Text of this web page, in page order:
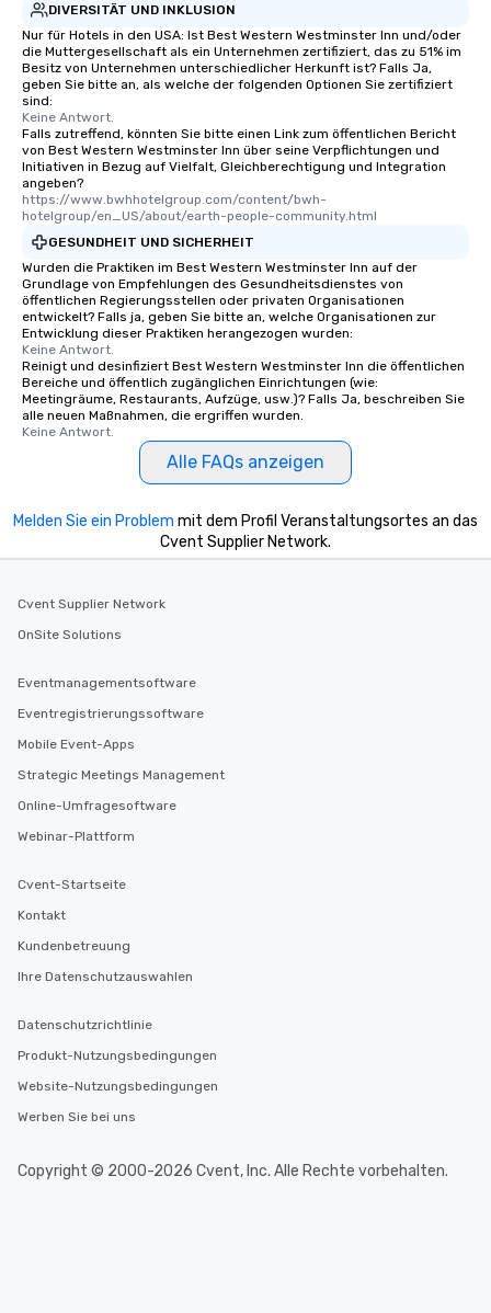
DIVERSITÄT UND INKLUSION
Nur für Hotels in den USA: Ist Best Western Westminster Inn und/oder
die Muttergesellschaft als ein Unternehmen zertifiziert, das zu 51% im
Besitz von Unternehmen unterschiedlicher Herkunft ist? Falls Ja,
geben Sie bitte an, als welche der folgenden Optionen Sie zertifiziert
sind:
Keine Antwort.
Falls zutreffend, könnten Sie bitte einen Link zum öffentlichen Bericht
von Best Western Westminster Inn über seine Verpflichtungen und
Initiativen in Bezug auf Vielfalt, Gleichberechtigung und Integration
angeben?
https://www.bwhhotelgroup.com/content/bwh-
hotelgroup/en_US/about/earth-people-community.html
GESUNDHEIT UND SICHERHEIT
Wurden die Praktiken im Best Western Westminster Inn auf der
Grundlage von Empfehlungen des Gesundheitsdienstes von
öffentlichen Regierungsstellen oder privaten Organisationen
entwickelt? Falls ja, geben Sie bitte an, welche Organisationen zur
Entwicklung dieser Praktiken herangezogen wurden:
Keine Antwort.
Reinigt und desinfiziert Best Western Westminster Inn die öffentlichen
Bereiche und öffentlich zugänglichen Einrichtungen (wie:
Meetingräume, Restaurants, Aufzüge, usw.)? Falls Ja, beschreiben Sie
alle neuen Maßnahmen, die ergriffen wurden.
Keine Antwort.
Alle FAQs anzeigen
Melden Sie ein Problem mit dem Profil Veranstaltungsortes an das
Cvent Supplier Network.
Cvent Supplier Network
OnSite Solutions
Eventmanagementsoftware
Eventregistrierungssoftware
Mobile Event-Apps
Strategic Meetings Management
Online-Umfragesoftware
Webinar-Plattform
Cvent-Startseite
Kontakt
Kundenbetreuung
Ihre Datenschutzauswahlen
Datenschutzrichtlinie
Produkt-Nutzungsbedingungen
Website-Nutzungsbedingungen
Werben Sie bei uns
Copyright © 2000-2026 Cvent, Inc. Alle Rechte vorbehalten.